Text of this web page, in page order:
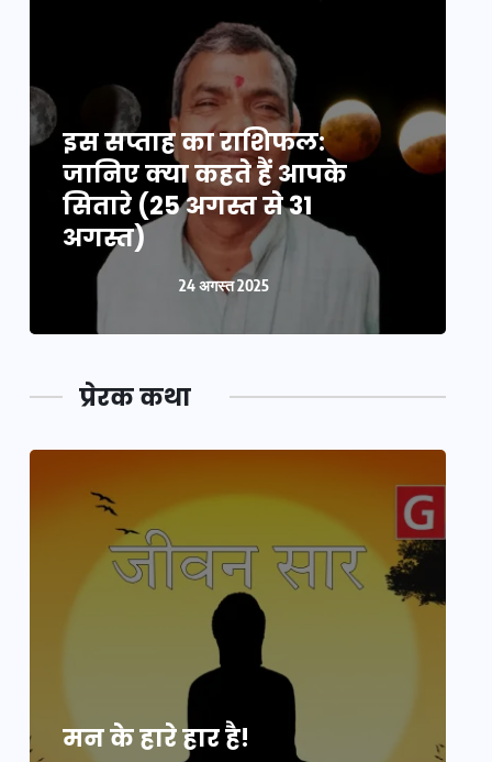
इस सप्ताह का राशिफल:
जानिए क्या कहते हैं आपके
सितारे (25 अगस्त से 31
अगस्त)
24 अगस्त 2025
प्रेरक कथा
मन के हारे हार है!